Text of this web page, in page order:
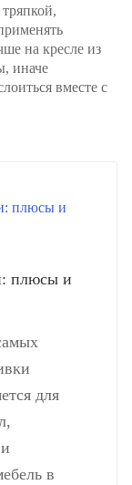
на кресле из
иначе
вместе с
плюсы и
для
в